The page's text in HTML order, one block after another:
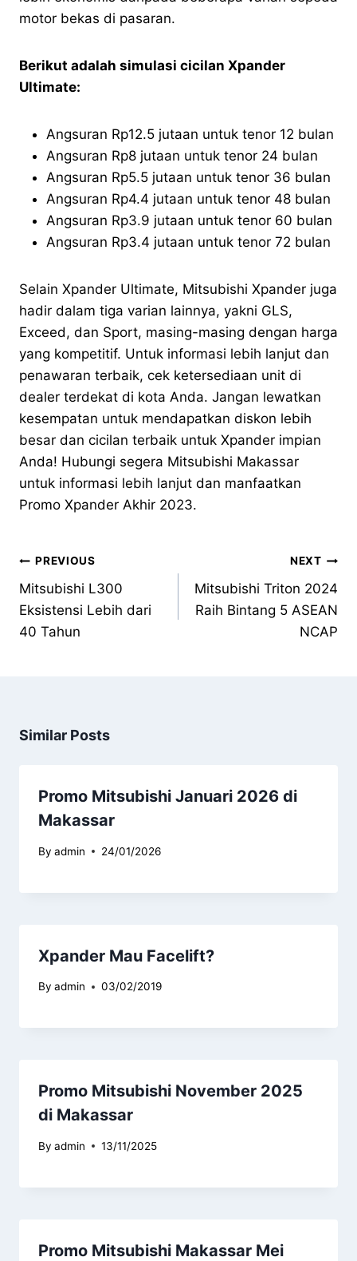
motor bekas di pasaran.
Berikut adalah simulasi cicilan Xpander
Ultimate:
Angsuran Rp12.5 jutaan untuk tenor 12 bulan
Angsuran Rp8 jutaan untuk tenor 24 bulan
Angsuran Rp5.5 jutaan untuk tenor 36 bulan
Angsuran Rp4.4 jutaan untuk tenor 48 bulan
Angsuran Rp3.9 jutaan untuk tenor 60 bulan
Angsuran Rp3.4 jutaan untuk tenor 72 bulan
Selain Xpander Ultimate, Mitsubishi Xpander juga
hadir dalam tiga varian lainnya, yakni GLS,
Exceed, dan Sport, masing-masing dengan harga
yang kompetitif. Untuk informasi lebih lanjut dan
penawaran terbaik, cek ketersediaan unit di
dealer terdekat di kota Anda. Jangan lewatkan
kesempatan untuk mendapatkan diskon lebih
besar dan cicilan terbaik untuk Xpander impian
Anda! Hubungi segera Mitsubishi Makassar
untuk informasi lebih lanjut dan manfaatkan
Promo Xpander Akhir 2023.
PREVIOUS
Mitsubishi L300
Eksistensi Lebih dari
40 Tahun
NEXT
Mitsubishi Triton 2024
Raih Bintang 5 ASEAN
NCAP
Similar Posts
Promo Mitsubishi Januari 2026 di
Makassar
By admin 24/01/2026
Xpander Mau Facelift?
By admin 03/02/2019
Promo Mitsubishi November 2025
di Makassar
By admin 13/11/2025
Promo Mitsubishi Makassar Mei